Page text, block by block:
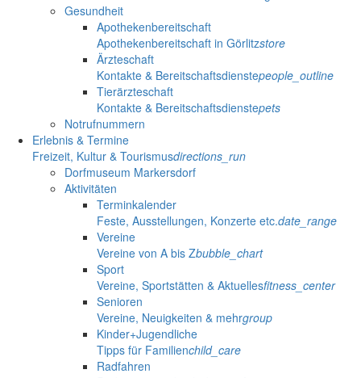
Gesundheit
Apothekenbereitschaft
Apothekenbereitschaft in Görlitzstore
Ärzteschaft
Kontakte & Bereitschaftsdienstepeople_outline
Tierärzteschaft
Kontakte & Bereitschaftsdienstepets
Notrufnummern
Erlebnis & Termine
Freizeit, Kultur & Tourismusdirections_run
Dorfmuseum Markersdorf
Aktivitäten
Terminkalender
Feste, Ausstellungen, Konzerte etc.date_range
Vereine
Vereine von A bis Zbubble_chart
Sport
Vereine, Sportstätten & Aktuellesfitness_center
Senioren
Vereine, Neuigkeiten & mehrgroup
Kinder+Jugendliche
Tipps für Familienchild_care
Radfahren